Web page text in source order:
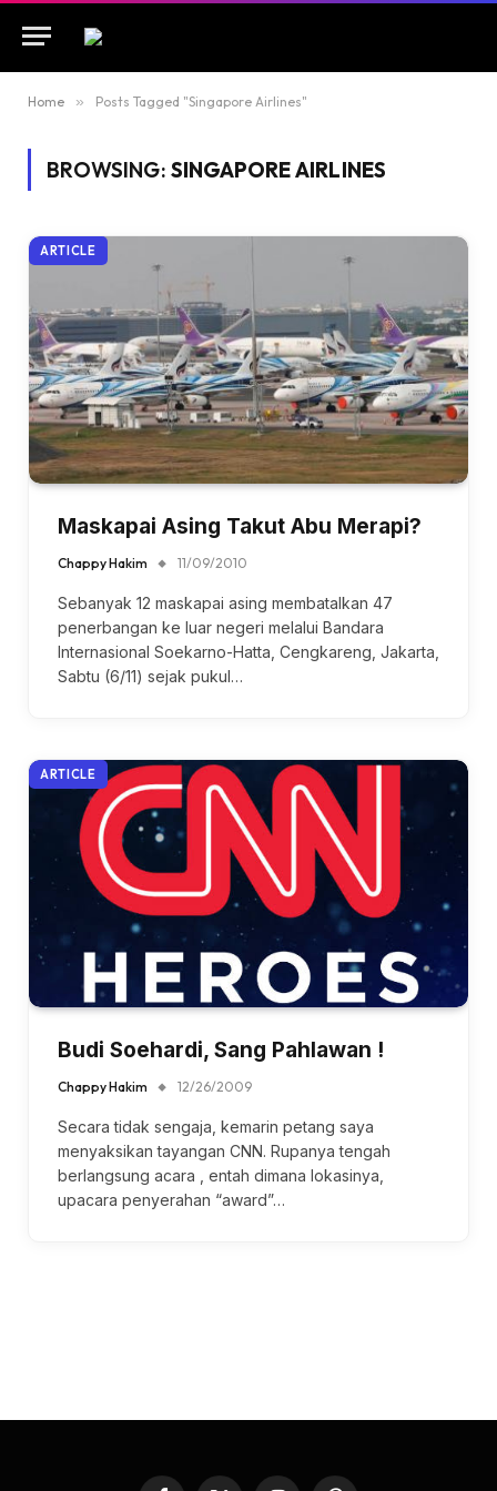
Home » Posts Tagged "Singapore Airlines"
BROWSING: SINGAPORE AIRLINES
ARTICLE
Maskapai Asing Takut Abu Merapi?
Chappy Hakim 11/09/2010
Sebanyak 12 maskapai asing membatalkan 47
penerbangan ke luar negeri melalui Bandara
Internasional Soekarno-Hatta, Cengkareng, Jakarta,
Sabtu (6/11) sejak pukul…
ARTICLE
Budi Soehardi, Sang Pahlawan !
Chappy Hakim 12/26/2009
Secara tidak sengaja, kemarin petang saya
menyaksikan tayangan CNN. Rupanya tengah
berlangsung acara , entah dimana lokasinya,
upacara penyerahan “award”…